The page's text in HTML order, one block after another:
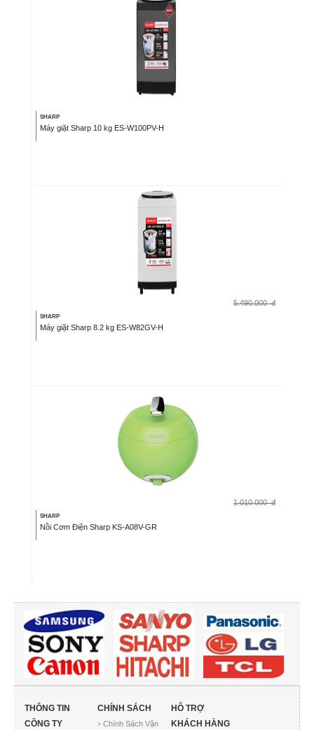
SHARP
Máy giặt Sharp 10 kg ES-W100PV-H
5.490.000 đ
SHARP
Máy giặt Sharp 8.2 kg ES-W82GV-H
1.010.000 đ
SHARP
Nồi Cơm Điện Sharp KS-A08V-GR
THÔNG TIN
CÔNG TY
CHÍNH SÁCH
> Chính Sách Vận
HỖ TRỢ
KHÁCH HÀNG